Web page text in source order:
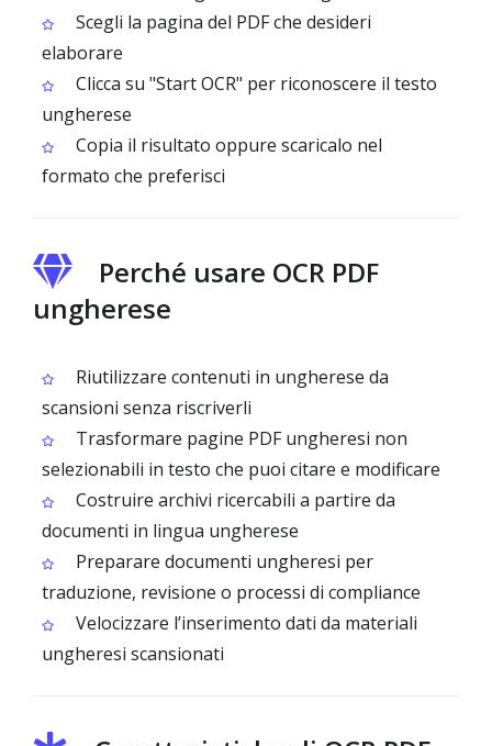
Scegli la pagina del PDF che desideri
elaborare
Clicca su "Start OCR" per riconoscere il testo
ungherese
Copia il risultato oppure scaricalo nel
formato che preferisci
Perché usare OCR PDF
ungherese
Riutilizzare contenuti in ungherese da
scansioni senza riscriverli
Trasformare pagine PDF ungheresi non
selezionabili in testo che puoi citare e modificare
Costruire archivi ricercabili a partire da
documenti in lingua ungherese
Preparare documenti ungheresi per
traduzione, revisione o processi di compliance
Velocizzare l’inserimento dati da materiali
ungheresi scansionati